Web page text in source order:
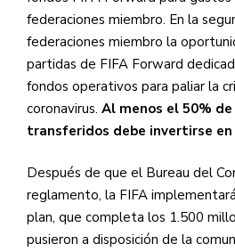
federaciones miembro. En la
federaciones miembro la
partidas de FIFA Forward
fondos operativos para paliar la
coronavirus. Al menos el 50%
transferidos debe invertirse
Después de que el Bureau del
reglamento, la FIFA
plan, que completa los 1.500
pusieron a disposición de la